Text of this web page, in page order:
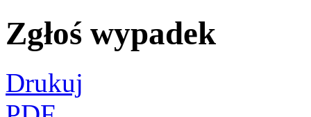
Zgłoś wypadek
Drukuj